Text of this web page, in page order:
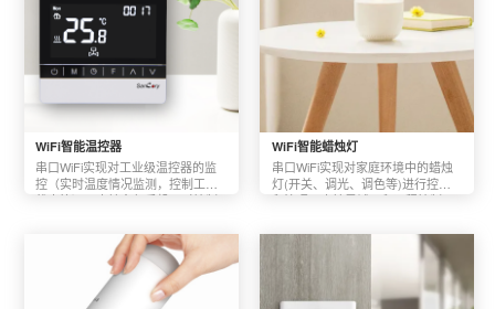
WiFi智能温控器
串口WiFi实现对工业级温控器的监
控（实时温度情况监测，控制工作
状态等），支持多部手机同时控制
远程控制功能，支持Android和ios两
WiFi智能蜡烛灯
串口WiFi实现对家庭环境中的蜡烛
灯(开关、调光、调色等)进行控制
和管理，支持局域网和远程控制，
个平台。